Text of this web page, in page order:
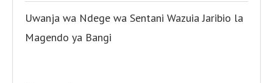
Uwanja wa Ndege wa Sentani Wazuia Jaribio la
Magendo ya Bangi